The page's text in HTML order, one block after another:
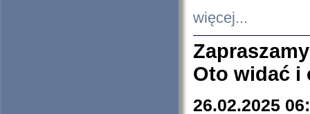
więcej...
Oto widać i
26.02.2025